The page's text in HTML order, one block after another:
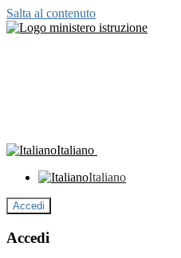
Salta al contenuto
Italiano
Italiano
Accedi
Accedi